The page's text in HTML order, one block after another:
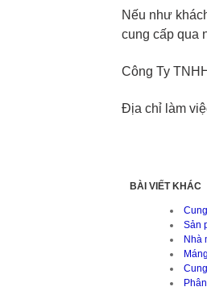
Nếu như
cung cấp qua
Công Ty
Địa chỉ làm
BÀI VIẾT KHÁC
Sản
Nhà